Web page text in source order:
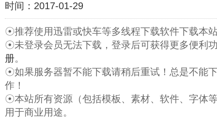
时间：2017-01-29
☉推荐使用迅雷或快车等多线程下载软件下载本
☉未登录会员无法下载，登录后可获得更多便利
册。
☉如果服务器暂不能下载请稍后重试！总是不能
作！
☉本站所有资源（包括模板、素材、软件、字体
用于商业用途。